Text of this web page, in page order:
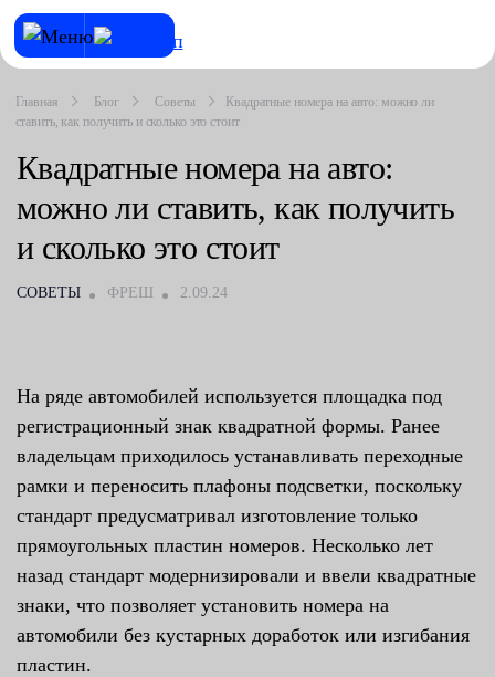
Главная Блог Советы
Квадратные номера на авто: можно ли
ставить, как получить и сколько это стоит
Квадратные номера на авто:
можно ли ставить, как получить
и сколько это стоит
СОВЕТЫ ФРЕШ 2.09.24
На ряде автомобилей используется площадка под
регистрационный знак квадратной формы. Ранее
владельцам приходилось устанавливать переходные
рамки и переносить плафоны подсветки, поскольку
стандарт предусматривал изготовление только
прямоугольных пластин номеров. Несколько лет
назад стандарт модернизировали и ввели квадратные
знаки, что позволяет установить номера на
автомобили без кустарных доработок или изгибания
пластин.